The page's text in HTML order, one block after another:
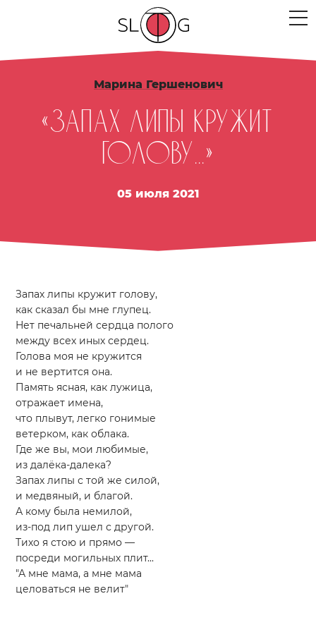
Марина Гершенович
«Запах липы кружит
голову...»
05 июля 2021
Запах липы кружит голову,
как сказал бы мне глупец.
Нет печальней сердца полого
между всех иных сердец.
Голова моя не кружится
и не вертится она.
Память ясная, как лужица,
отражает имена,
что плывут, легко гонимые
ветерком, как облака.
Где же вы, мои любимые,
из далёка-далека?
Запах липы с той же силой,
и медвяный, и благой.
А кому была немилой,
из-под лип ушел с другой.
Тихо я стою и прямо —
посреди могильных плит...
"А мне мама, а мне мама
целоваться не велит"
ЛЮДИ
МЕРОПРИЯТИЯ
ПРОЕКТЫ
МЫСЛИ